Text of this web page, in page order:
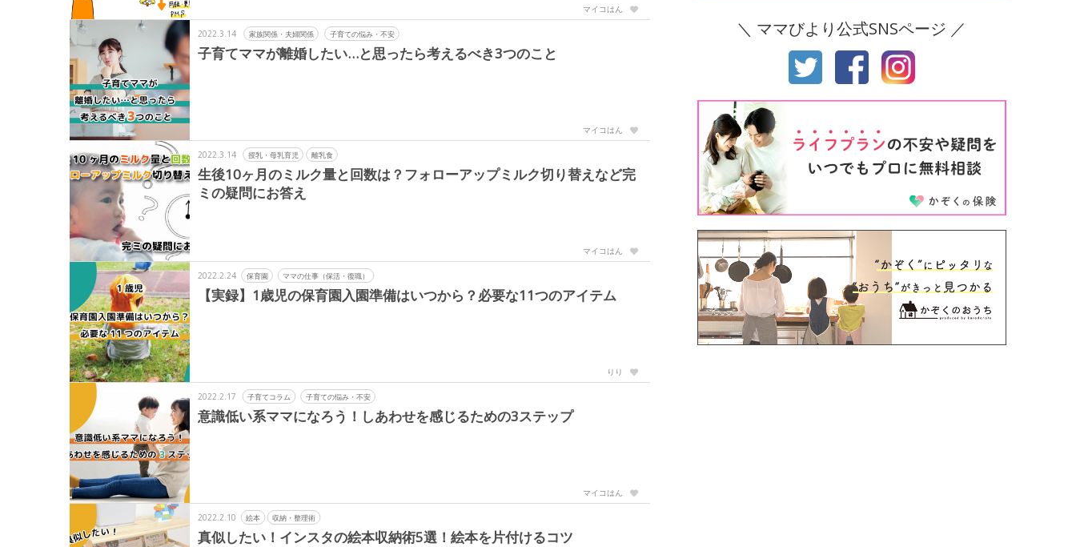
マイコはん
2022.3.14 家族関係・夫婦関係 子育ての悩み・不安
子育てママが離婚したい…と思ったら考えるべき3つのこと
マイコはん
2022.3.14 授乳・母乳育児 離乳食
生後10ヶ月のミルク量と回数は？フォローアップミルク切り替えなど完
ミの疑問にお答え
マイコはん
2022.2.24 保育園 ママの仕事（保活・復職）
【実録】1歳児の保育園入園準備はいつから？必要な11つのアイテム
りり
2022.2.17 子育てコラム 子育ての悩み・不安
意識低い系ママになろう！しあわせを感じるための3ステップ
マイコはん
2022.2.10 絵本 収納・整理術
真似したい！インスタの絵本収納術5選！絵本を片付けるコツ
生後11ヶ月
3才 4才
5才 6才
＼ ママびより公式SNSページ ／